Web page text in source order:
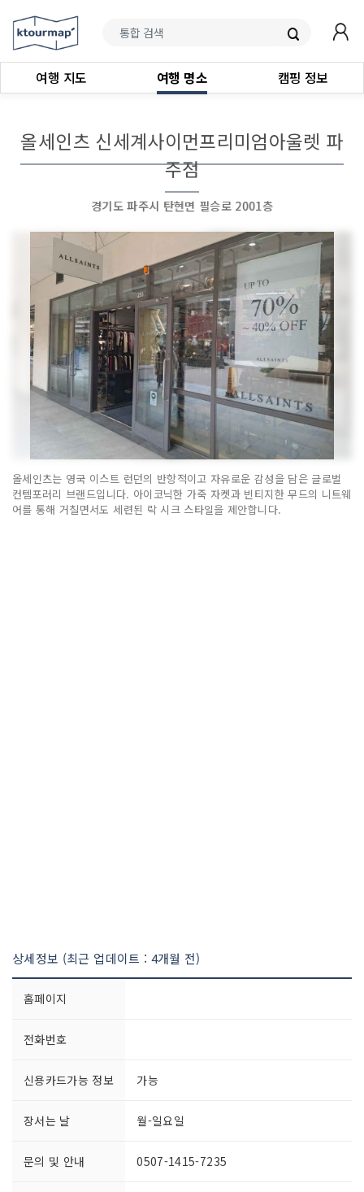
여행 지도 여행 명소 캠핑 정보
올세인츠 신세계사이먼프리미엄아울렛 파
주점
경기도 파주시 탄현면 필승로 2001층
올세인츠는 영국 이스트 런던의 반항적이고 자유로운 감성을 담은 글로벌
컨템포러리 브랜드입니다. 아이코닉한 가죽 자켓과 빈티지한 무드의 니트웨
어를 통해 거칠면서도 세련된 락 시크 스타일을 제안합니다.
상세정보 (최근 업데이트 : 4개월 전)
홈페이지
전화번호
신용카드가능 정보 가능
장서는 날 월-일요일
문의 및 안내 0507-1415-7235